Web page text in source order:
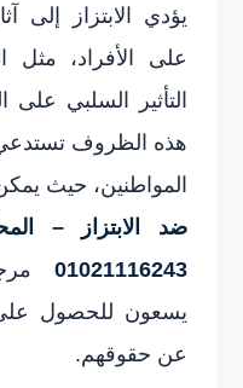
يؤدي الابتزاز إلى
على الأفراد، مثل
التأثير السلبي على
هذه الظروف تستدعي
المواطنين، حيث
ضد الابتزاز –
01021116243
يسعون للحصول على
عن حقوقهم.